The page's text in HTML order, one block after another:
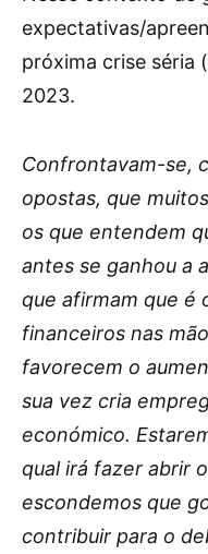
expectativas/
próxima crise séria
2023.
Confrontavam-se,
opostas, que
os que entendem
antes se ganhou a
que afirmam que é
financeiros nas
favorecem o
sua vez cria
económico.
qual irá fazer abrir
escondemos que
contribuir para o